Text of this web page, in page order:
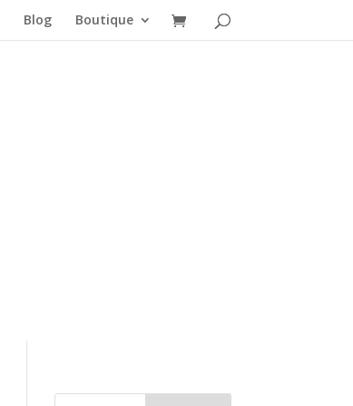
Blog Boutique